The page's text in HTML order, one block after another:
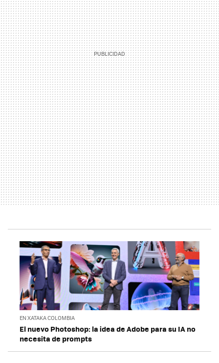
EN XATAKA COLOMBIA
El nuevo Photoshop: la idea de Adobe para su IA no
necesita de prompts